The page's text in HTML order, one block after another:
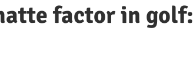
factor in golf: